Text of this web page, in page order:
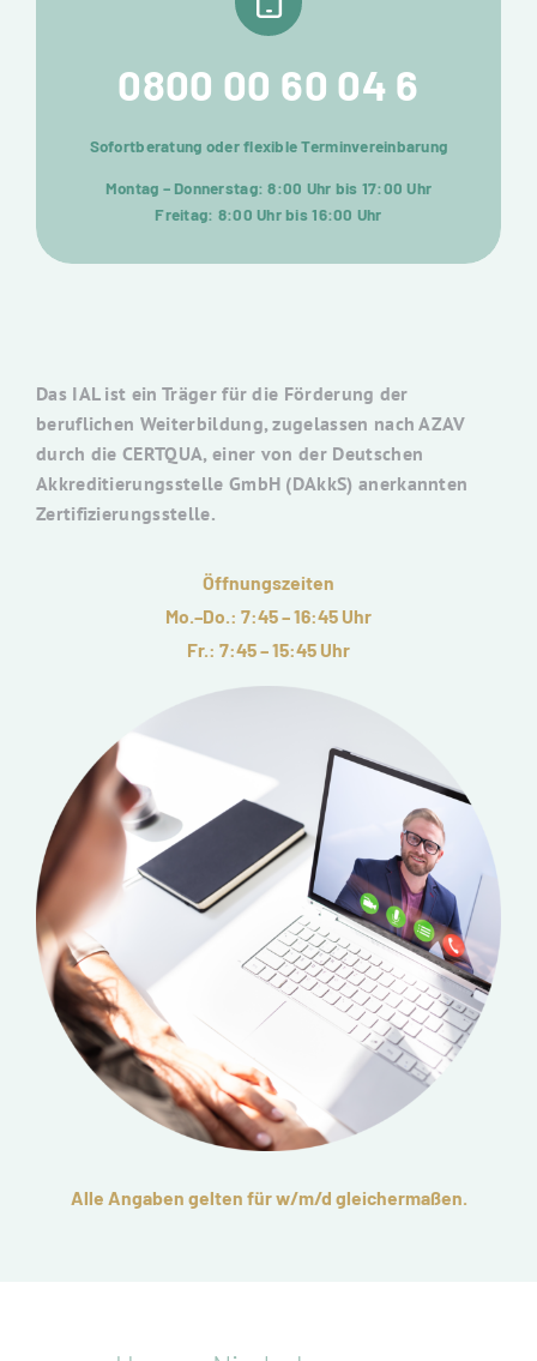
0800 00 60 04 6
Sofortberatung oder flexible Terminvereinbarung
Montag – Donnerstag: 8:00 Uhr bis 17:00 Uhr
Freitag: 8:00 Uhr bis 16:00 Uhr
Das IAL ist ein Träger für die Förderung der
beruflichen Weiterbildung, zugelassen nach AZAV
durch die CERTQUA, einer von der Deutschen
Akkreditierungsstelle GmbH (DAkkS) anerkannten
Zertifizierungsstelle.
Öffnungszeiten
Mo.–Do.: 7:45 – 16:45 Uhr
Fr.: 7:45 – 15:45 Uhr
Alle Angaben gelten für w/m/d gleichermaßen.